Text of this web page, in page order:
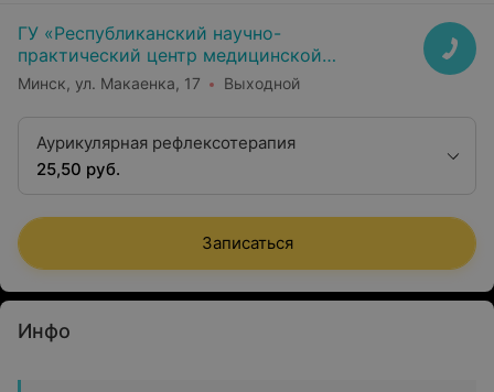
ГУ «Республиканский научно-
практический центр медицинской
экспертизы и реабилитаци»
Минск, ул. Макаенка, 17 Выходной
Аурикулярная рефлексотерапия
25,50 руб.
Записаться
Инфо